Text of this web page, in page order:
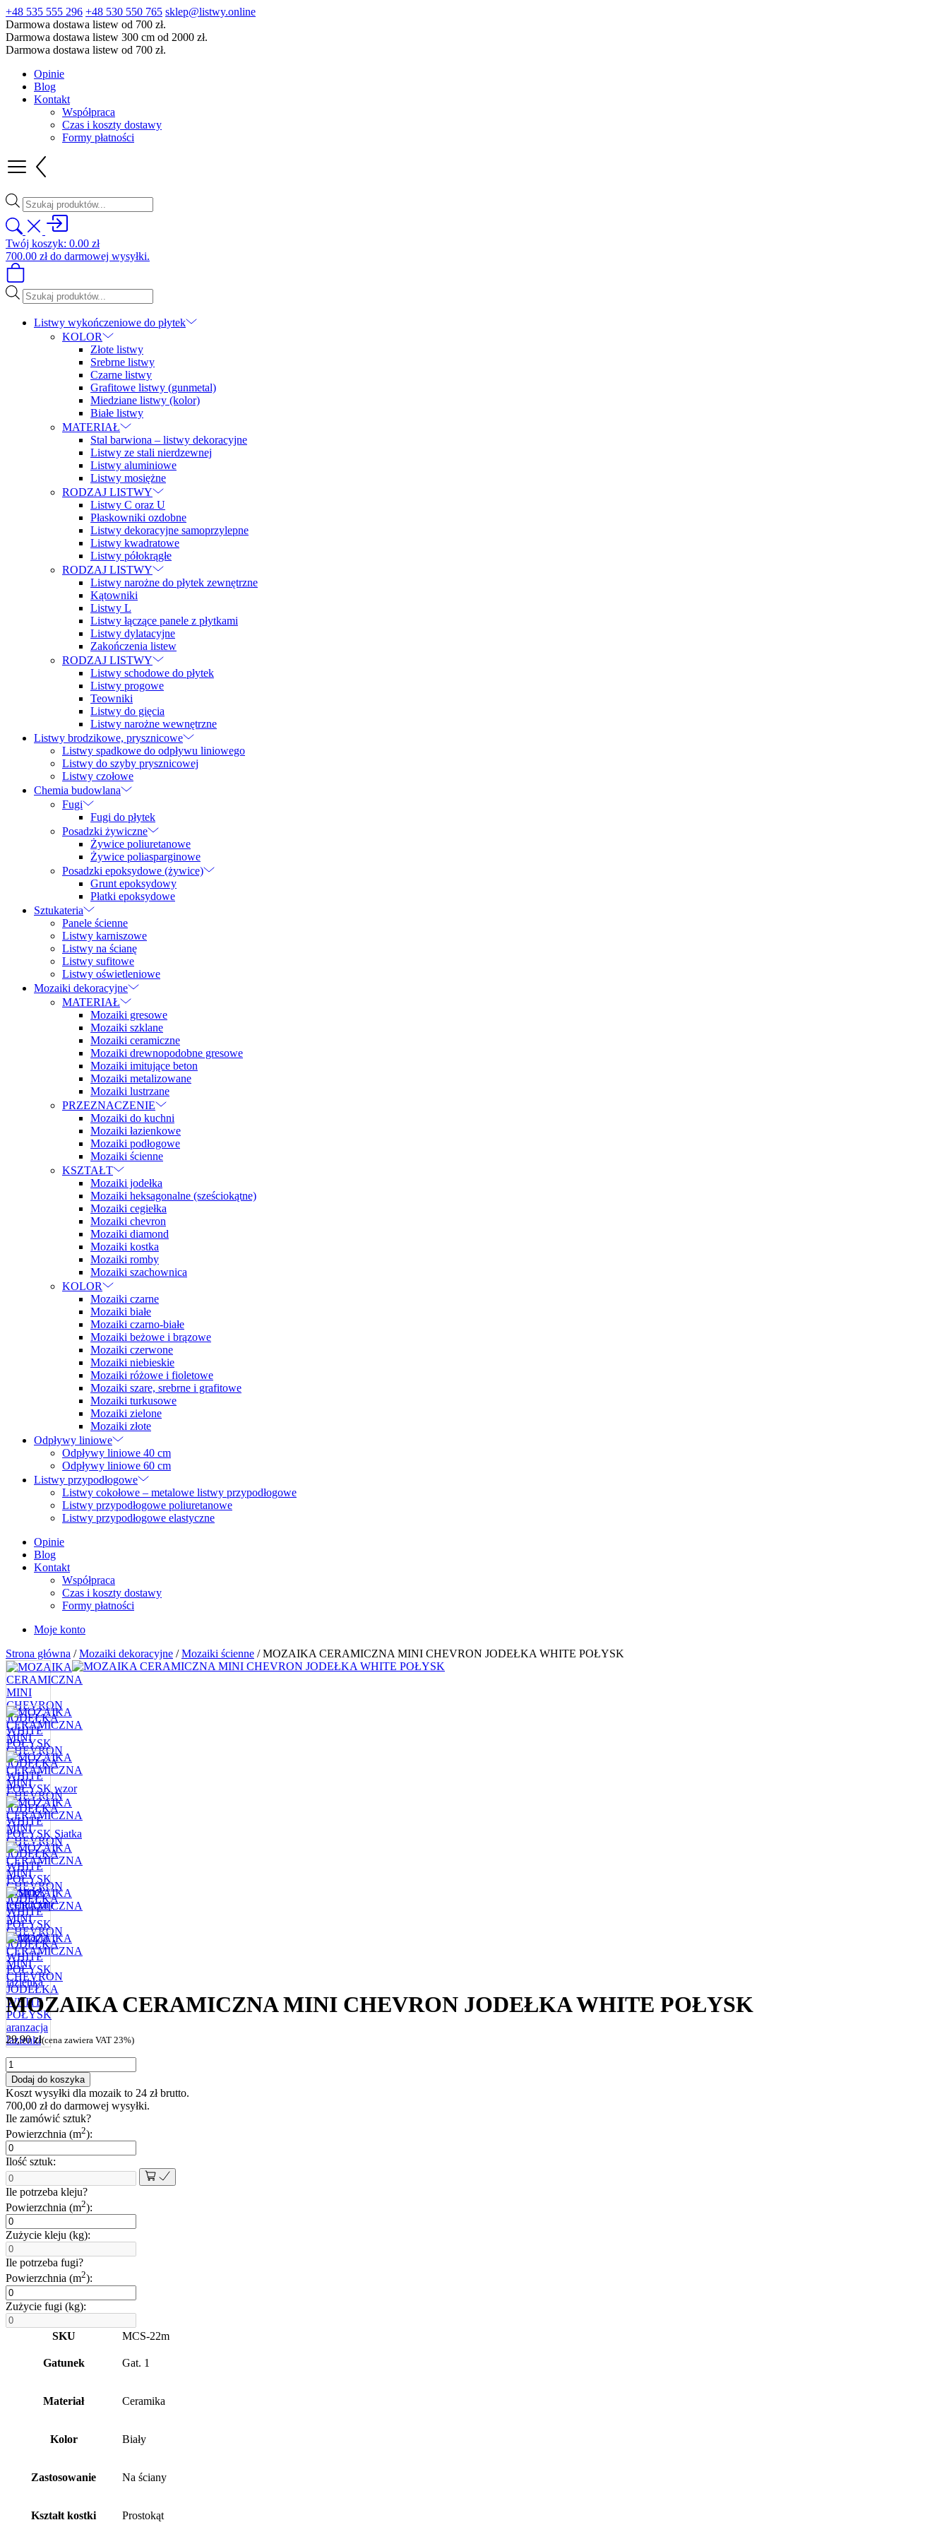
+48 535 555 296 +48 530 550 765 sklep@listwy.online
Darmowa dostawa listew od 700 zł.
Darmowa dostawa listew 300 cm od 2000 zł.
Darmowa dostawa listew od 700 zł.
Opinie
Blog
Kontakt
Współpraca
Czas i koszty dostawy
Formy płatności
Wyszukiwarka
produktów
Twój koszyk: 0.00 zł
700.00 złdo darmowej wysyłki.
Wyszukiwarka
produktów
Listwy wykończeniowe do płytek
KOLOR
Złote listwy
Srebrne listwy
Czarne listwy
Grafitowe listwy (gunmetal)
Miedziane listwy (kolor)
Białe listwy
MATERIAŁ
Stal barwiona – listwy dekoracyjne
Listwy ze stali nierdzewnej
Listwy aluminiowe
Listwy mosiężne
RODZAJ LISTWY
Listwy C oraz U
Płaskowniki ozdobne
Listwy dekoracyjne samoprzylepne
Listwy kwadratowe
Listwy półokrągłe
RODZAJ LISTWY
Listwy narożne do płytek zewnętrzne
Kątowniki
Listwy L
Listwy łączące panele z płytkami
Listwy dylatacyjne
Zakończenia listew
RODZAJ LISTWY
Listwy schodowe do płytek
Listwy progowe
Teowniki
Listwy do gięcia
Listwy narożne wewnętrzne
Listwy brodzikowe, prysznicowe
Listwy spadkowe do odpływu liniowego
Listwy do szyby prysznicowej
Listwy czołowe
Chemia budowlana
Fugi
Fugi do płytek
Posadzki żywiczne
Żywice poliuretanowe
Żywice poliasparginowe
Posadzki epoksydowe (żywice)
Grunt epoksydowy
Płatki epoksydowe
Sztukateria
Panele ścienne
Listwy karniszowe
Listwy na ścianę
Listwy sufitowe
Listwy oświetleniowe
Mozaiki dekoracyjne
MATERIAŁ
Mozaiki gresowe
Mozaiki szklane
Mozaiki ceramiczne
Mozaiki drewnopodobne gresowe
Mozaiki imitujące beton
Mozaiki metalizowane
Mozaiki lustrzane
PRZEZNACZENIE
Mozaiki do kuchni
Mozaiki łazienkowe
Mozaiki podłogowe
Mozaiki ścienne
KSZTAŁT
Mozaiki jodełka
Mozaiki heksagonalne (sześciokątne)
Mozaiki cegiełka
Mozaiki chevron
Mozaiki diamond
Mozaiki kostka
Mozaiki romby
Mozaiki szachownica
KOLOR
Mozaiki czarne
Mozaiki białe
Mozaiki czarno-białe
Mozaiki beżowe i brązowe
Mozaiki czerwone
Mozaiki niebieskie
Mozaiki różowe i fioletowe
Mozaiki szare, srebrne i grafitowe
Mozaiki turkusowe
Mozaiki zielone
Mozaiki złote
Odpływy liniowe
Odpływy liniowe 40 cm
Odpływy liniowe 60 cm
Listwy przypodłogowe
Listwy cokołowe – metalowe listwy przypodłogowe
Listwy przypodłogowe poliuretanowe
Listwy przypodłogowe elastyczne
Opinie
Blog
Kontakt
Współpraca
Czas i koszty dostawy
Formy płatności
Moje konto
Strona główna /Mozaiki dekoracyjne /Mozaiki ścienne / MOZAIKA CERAMICZNA MINI CHEVRON JODEŁKA WHITE POŁYSK
MOZAIKA CERAMICZNA MINI CHEVRON JODEŁKA WHITE POŁYSK
29,90zł(cena zawiera VAT 23%)
ilość
MOZAIKA
CERAMICZNA
MINI
CHEVRON
JODEŁKA
WHITE
POŁYSK
Dodaj do koszyka
Koszt wysyłki dla mozaik to 24 złbrutto.
700,00 złdo darmowej wysyłki.
Ile zamówić sztuk?
Powierzchnia (m2):
Ilość sztuk:
Ile potrzeba kleju?
Powierzchnia (m2):
Zużycie kleju (kg):
Ile potrzeba fugi?
Powierzchnia (m2):
Zużycie fugi (kg):
SKU MCS-22m
Gatunek Gat. 1
Materiał Ceramika
Kolor Biały
Zastosowanie Na ściany
Kształt kostki Prostokąt